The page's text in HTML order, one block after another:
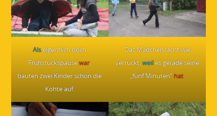
Alseigentlich noch
Frühstückspausewar,
bauten zwei Kinder schon die
Kohte auf.
Das Mädchen lacht wie
verrückt,weiles gerade seine
„fünf Minuten“hat.